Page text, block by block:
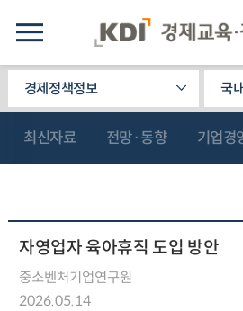
경제정책정보 국
최신자료 전망·동향 기업경
자영업자 육아휴직 도입 방안
중소벤처기업연구원
2026.05.14